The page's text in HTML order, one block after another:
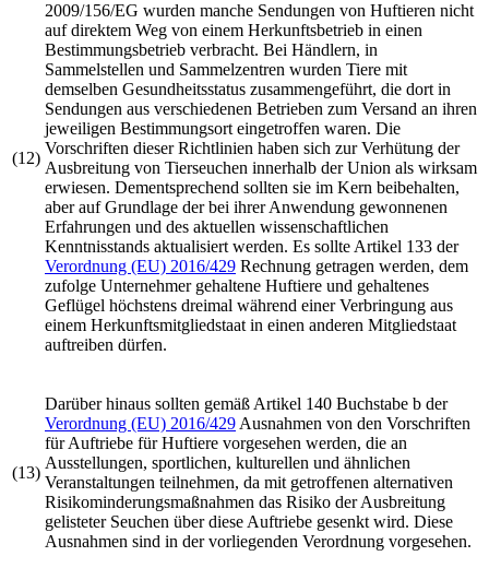
(12)
2009/156/EG wurden manche Sendungen von Huftieren nicht
auf direktem Weg von einem Herkunftsbetrieb in einen
Bestimmungsbetrieb verbracht. Bei Händlern, in
Sammelstellen und Sammelzentren wurden Tiere mit
demselben Gesundheitsstatus zusammengeführt, die dort in
Sendungen aus verschiedenen Betrieben zum Versand an ihren
jeweiligen Bestimmungsort eingetroffen waren. Die
Vorschriften dieser Richtlinien haben sich zur Verhütung der
Ausbreitung von Tierseuchen innerhalb der Union als wirksam
erwiesen. Dementsprechend sollten sie im Kern beibehalten,
aber auf Grundlage der bei ihrer Anwendung gewonnenen
Erfahrungen und des aktuellen wissenschaftlichen
Kenntnisstands aktualisiert werden. Es sollte Artikel 133 der
Verordnung (EU) 2016/429 Rechnung getragen werden, dem
zufolge Unternehmer gehaltene Huftiere und gehaltenes
Geflügel höchstens dreimal während einer Verbringung aus
einem Herkunftsmitgliedstaat in einen anderen Mitgliedstaat
auftreiben dürfen.
(13)
Darüber hinaus sollten gemäß Artikel 140 Buchstabe b der
Verordnung (EU) 2016/429 Ausnahmen von den Vorschriften
für Auftriebe für Huftiere vorgesehen werden, die an
Ausstellungen, sportlichen, kulturellen und ähnlichen
Veranstaltungen teilnehmen, da mit getroffenen alternativen
Risikominderungsmaßnahmen das Risiko der Ausbreitung
gelisteter Seuchen über diese Auftriebe gesenkt wird. Diese
Ausnahmen sind in der vorliegenden Verordnung vorgesehen.